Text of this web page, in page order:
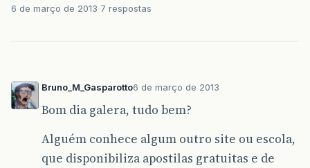
6 de março de 2013 7 respostas
Bruno_M_Gasparotto6 de março de 2013
Bom dia galera, tudo bem?
Alguém conhece algum outro site ou escola,
que disponibiliza apostilas gratuitas e de